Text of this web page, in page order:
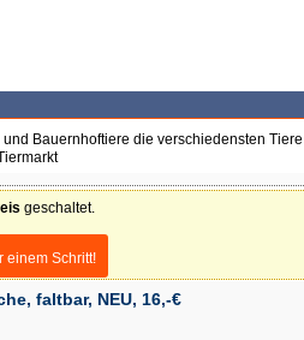
Bauernhoftiere die verschiedensten
geschaltet.
einem Schritt!
faltbar, NEU, 16,-€